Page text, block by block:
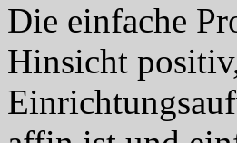
Die einfache
Hinsicht